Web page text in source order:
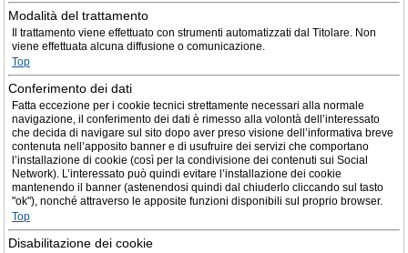
Modalità del trattamento
Il trattamento viene effettuato con strumenti automatizzati dal Titolare. Non
viene effettuata alcuna diffusione o comunicazione.
Top
Conferimento dei dati
Fatta eccezione per i cookie tecnici strettamente necessari alla normale
navigazione, il conferimento dei dati è rimesso alla volontà dell’interessato
che decida di navigare sul sito dopo aver preso visione dell’informativa breve
contenuta nell’apposito banner e di usufruire dei servizi che comportano
l’installazione di cookie (così per la condivisione dei contenuti sui Social
Network). L’interessato può quindi evitare l’installazione dei cookie
mantenendo il banner (astenendosi quindi dal chiuderlo cliccando sul tasto
"ok"), nonché attraverso le apposite funzioni disponibili sul proprio browser.
Top
Disabilitazione dei cookie